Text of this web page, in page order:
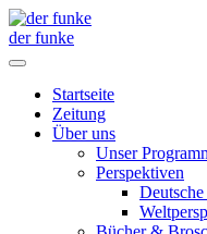
der funke
Startseite
Zeitung
Über uns
Unser
Perspektiven